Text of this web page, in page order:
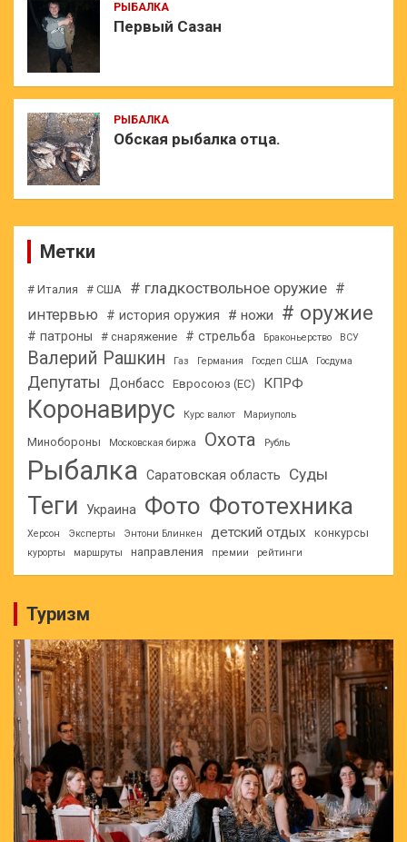
РЫБАЛКА
Первый Сазан
РЫБАЛКА
Обская рыбалка отца.
Метки
# Италия # США # гладкоствольное оружие #
интервью
# история оружия # ножи # оружие
# патроны # снаряжение # стрельба Браконьерство ВСУ
Валерий Рашкин Газ Германия Госдеп США Госдума
Депутаты Донбасс Евросоюз (ЕС) КПРФ
Коронавирус Курс валют Мариуполь
Минобороны Московская биржа Охота Рубль
Рыбалка Саратовская область Суды
Теги Украина Фото Фототехника
Херсон Эксперты Энтони Блинкен детский отдых конкурсы
курорты маршруты направления премии рейтинги
Туризм